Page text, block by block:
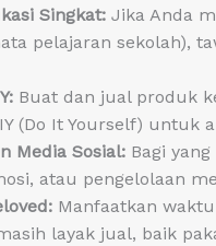
Singkat: Jika Anda
pelajaran sekolah),
Buat dan jual produk
(Do It Yourself) untuk
Media Sosial: Bagi
atau pengelolaan
Manfaatkan
layak jual, baik